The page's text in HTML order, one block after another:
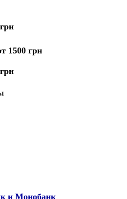
1500 грн
и Монобанк